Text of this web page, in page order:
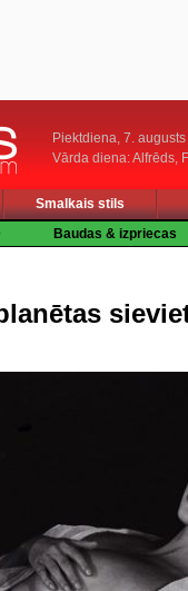
Piektdiena, 7. augusts
Vārda diena: Alfrēds,
Smalkais stils
Baudas & izpriecas